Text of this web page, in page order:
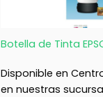
Botella de Tinta
Disponible en
en nuestras